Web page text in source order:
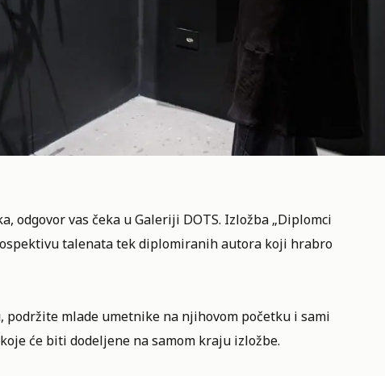
odgovor vas čeka u Galeriji DOTS. Izložba „Diplomci
talenata tek diplomiranih autora koji hrabro
podržite mladeumetnike na njihovom početku i sami
koje će biti dodeljene na samom kraju izložbe.